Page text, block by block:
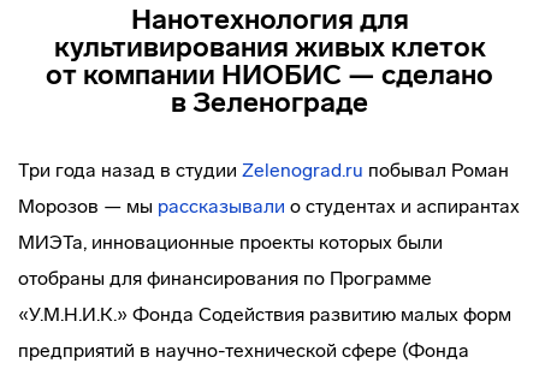
Нанотехнология для
культивирования живых клеток
от компании НИОБИС — сделано
в Зеленограде
Три года назад в студии Zelenograd.ru побывал Роман
Морозов — мы рассказывали о студентах и аспирантах
МИЭТа, инновационные проекты которых были
отобраны для финансирования по Программе
«У.М.Н.И.К.» Фонда Содействия развитию малых форм
предприятий в научно-технической сфере (Фонда